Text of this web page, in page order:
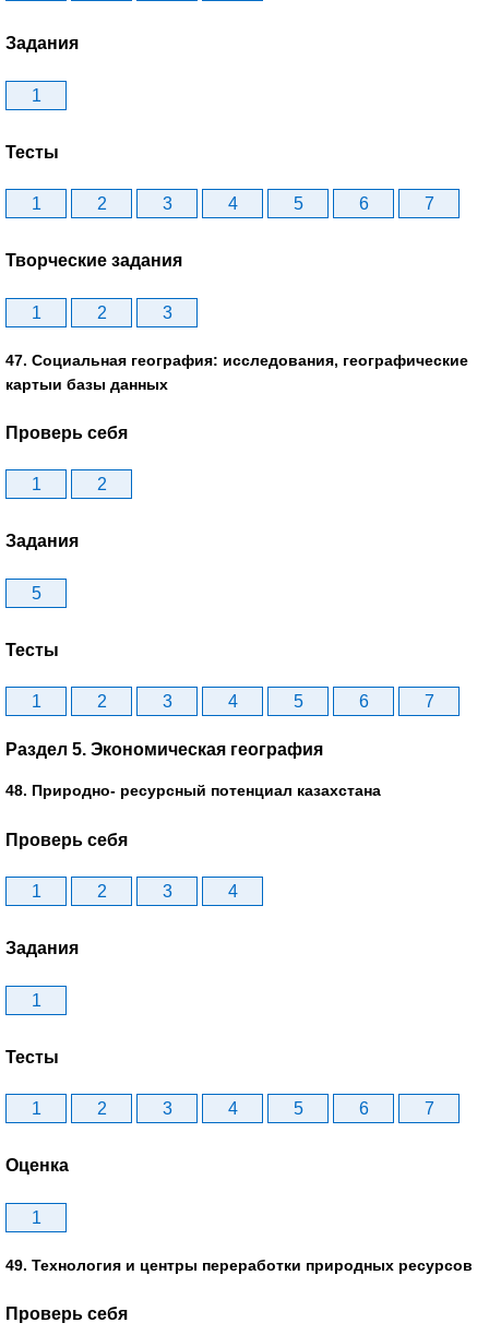
Задания
1
Тесты
1 2 3 4 5 6 7
Творческие задания
1 2 3
47. Социальная география: исследования, географические
картыи базы данных
Проверь себя
1 2
Задания
5
Тесты
1 2 3 4 5 6 7
Раздел 5. Экономическая география
48. Природно- ресурсный потенциал казахстана
Проверь себя
1 2 3 4
Задания
1
Тесты
1 2 3 4 5 6 7
Оценка
1
49. Технология и центры переработки природных ресурсов
Проверь себя